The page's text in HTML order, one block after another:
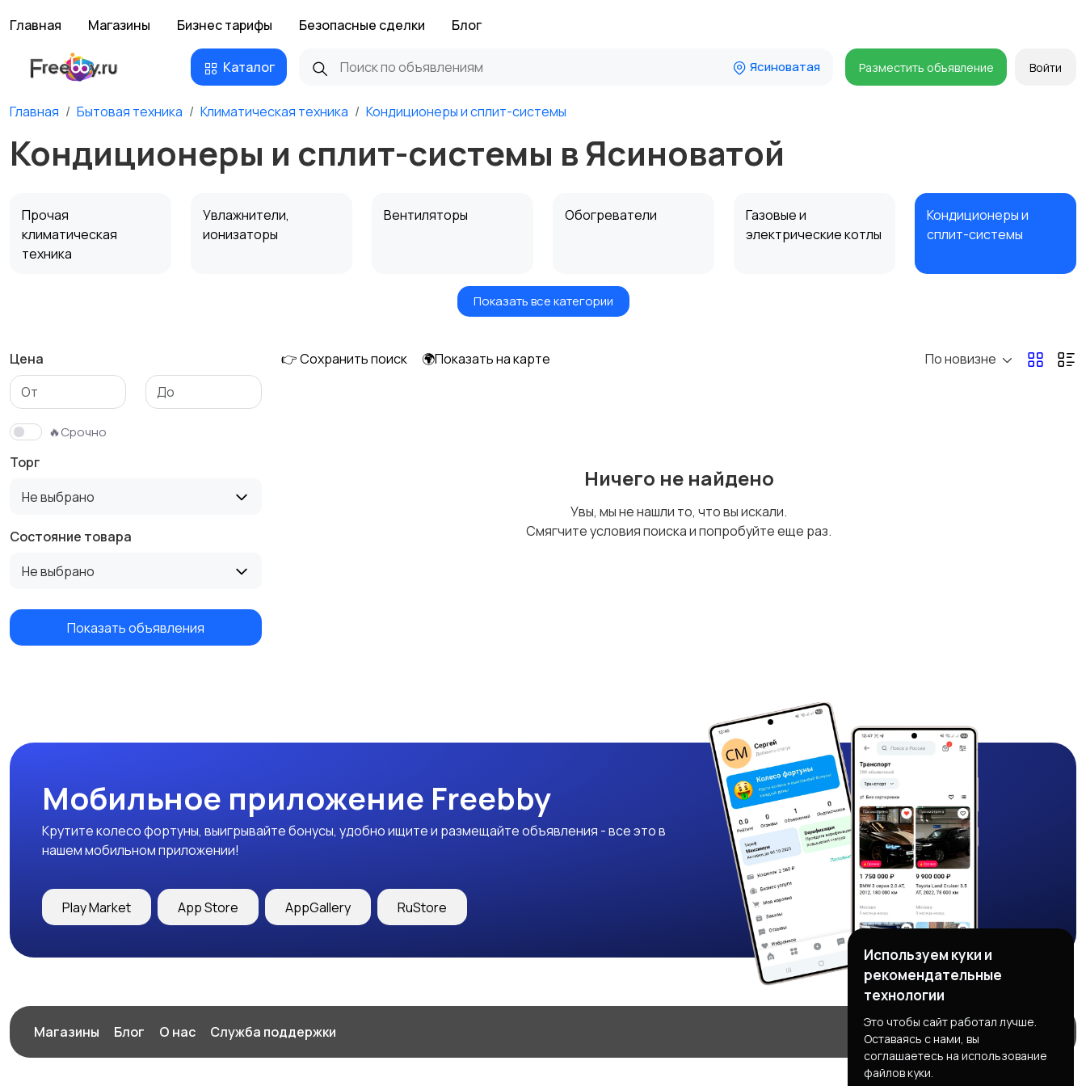
Главная Магазины Бизнес тарифы Безопасные сделки Блог
Каталог Ясиноватая Разместить объявление Войти
Главная Бытовая техника Климатическая техника Кондиционеры и сплит-системы
Кондиционеры и сплит-системы в Ясиноватой
Прочая
климатическая
техника
Увлажнители,
ионизаторы
Вентиляторы Обогреватели
Газовые и
электрические котлы
Кондиционеры и
сплит-системы
Показать все категории
Цена
🔥Срочно
Торг
Не выбрано
Состояние товара
Не выбрано
Показать объявления
👉 Сохранить поиск 🌍Показать на карте По новизне
Ничего не найдено
Увы, мы не нашли то, что вы искали.
Смягчите условия поиска и попробуйте еще раз.
Мобильное приложение Freebby
Крутите колесо фортуны, выигрывайте бонусы, удобно ищите и размещайте объявления - все это в
нашем мобильном приложении!
Play Market App Store AppGallery RuStore
Магазины Блог О нас Служба поддержки
Используем куки и
рекомендательные
технологии
Это чтобы сайт работал лучше.
Оставаясь с нами, вы
соглашаетесь на использование
файлов куки.